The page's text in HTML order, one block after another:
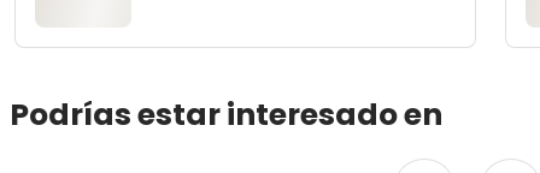
Podrías estar interesado en